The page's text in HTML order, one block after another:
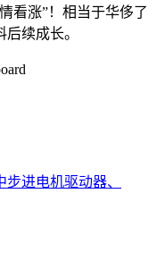
看涨”！相当于华侈了
续成长。
进电机驱动器、